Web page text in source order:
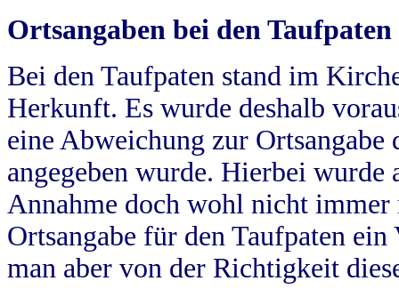
Ortsangaben bei den Taufpaten
Bei den Taufpaten stand im
Herkunft. Es wurde deshalb
eine Abweichung zur
angegeben wurde. Hierbei wurde
Annahme doch wohl nicht
Ortsangabe für den Taufpaten
man aber von der Richtigkeit